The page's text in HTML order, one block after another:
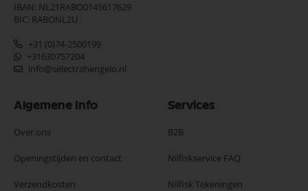
IBAN: NL21RABO0145617629
BIC: RABONL2U
+31 (0)74-2500199
+31630757204
info@selectrahengelo.nl
Algemene Info
Over ons
Openingstijden en contact
Verzendkosten
Services
B2B
Nilfiskservice FAQ
Nilfisk Tekeningen